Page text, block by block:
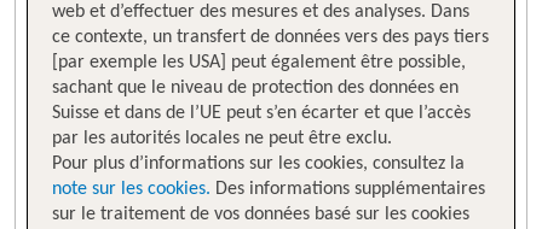
web et d’effectuer des mesures et des analyses. Dans
ce contexte, un transfert de données vers des pays tiers
[par exemple les USA] peut également être possible,
sachant que le niveau de protection des données en
Suisse et dans de l’UE peut s’en écarter et que l’accès
par les autorités locales ne peut être exclu.
Pour plus d’informations sur les cookies, consultez la
note sur les cookies. Des informations supplémentaires
sur le traitement de vos données basé sur les cookies